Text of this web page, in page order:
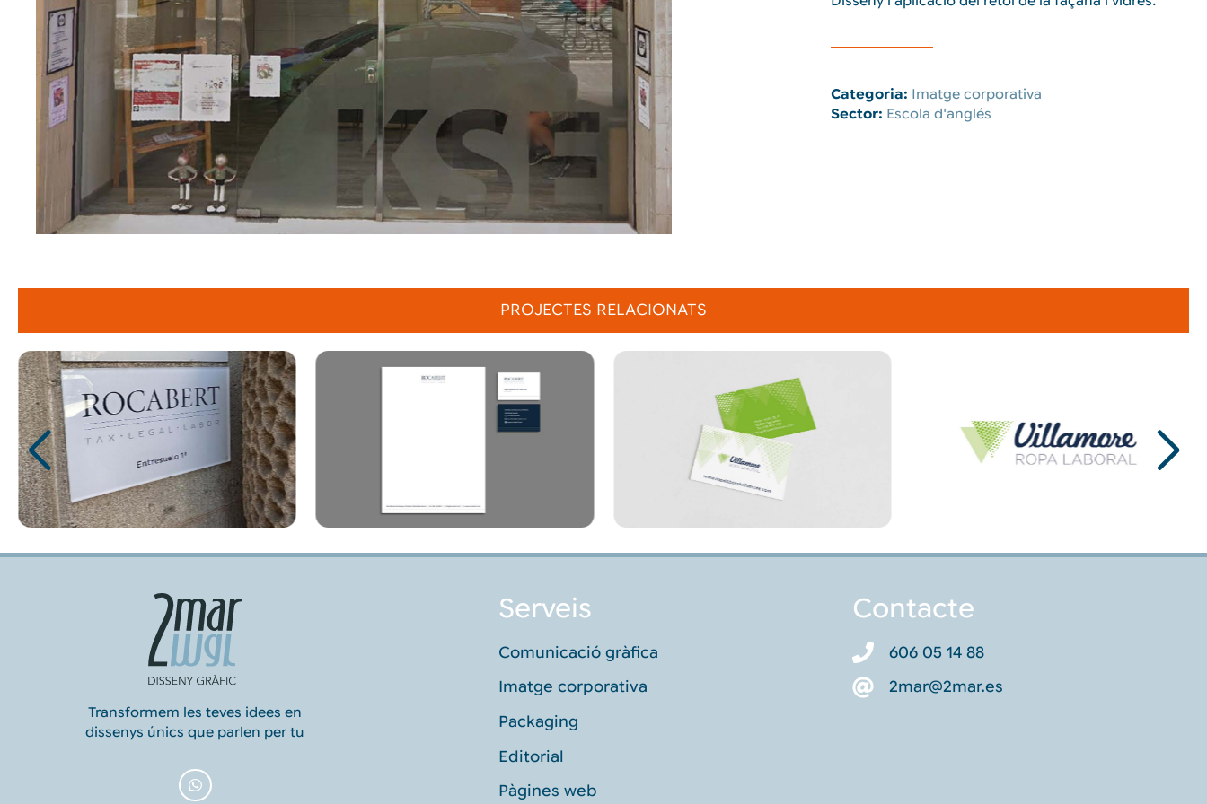
Categoria: Imatge corporativa
Sector: Escola d'anglés
PROJECTES RELACIONATS
Transformem les teves idees en
dissenys únics que parlen per tu
Serveis
Comunicació gràfica
Imatge corporativa
Packaging
Editorial
Pàgines web
Contacte
606 05 14 88
2mar@2mar.es